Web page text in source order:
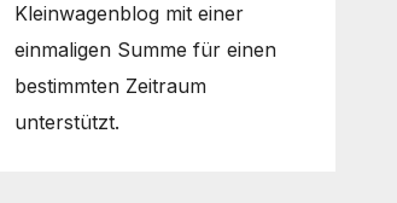
Kleinwagenblog mit einer
einmaligen Summe für einen
bestimmten Zeitraum
unterstützt.